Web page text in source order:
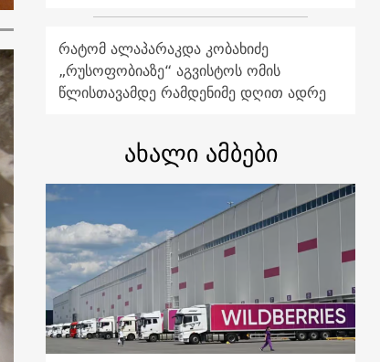
რატომ ალაპარაკდა კობახიძე
„რუსოფობიაზე“ აგვისტოს ომის
წლისთავამდე რამდენიმე დღით ადრე
ახალი ამბები